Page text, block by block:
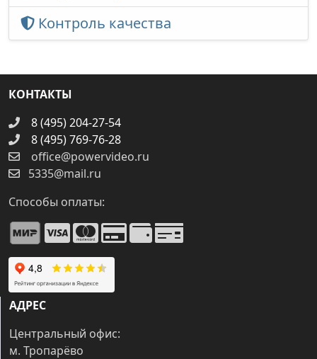
Контроль качества
КОНТАКТЫ
8 (495) 204-27-54
8 (495) 769-76-28
office@powervideo.ru
5335@mail.ru
Способы оплаты:
АДРЕС
Центральный офис:
м. Тропарёво